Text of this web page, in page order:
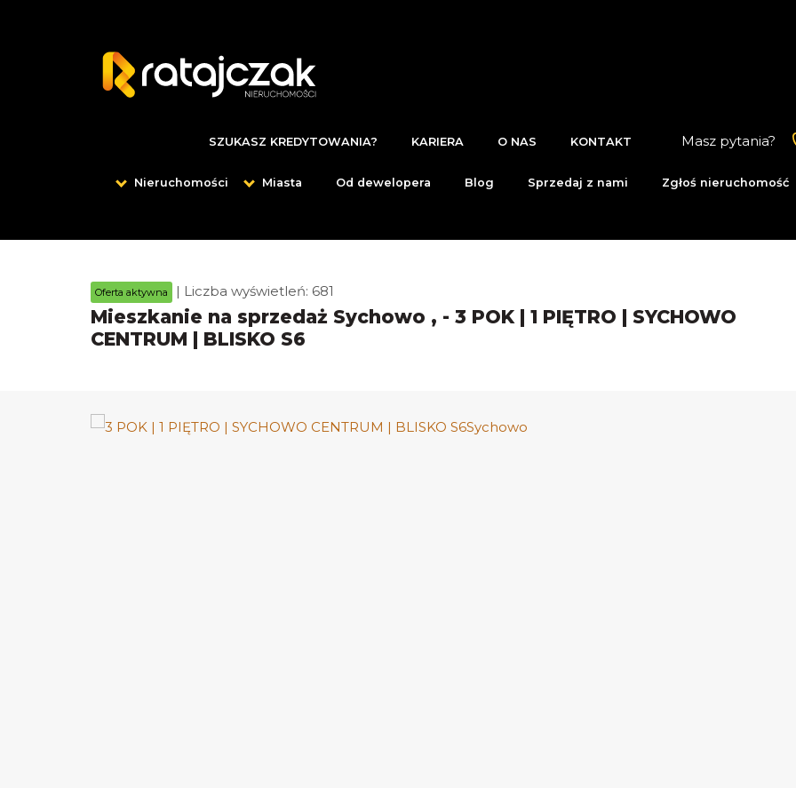
Masz pytania?
SZUKASZ KREDYTOWANIA? KARIERA O NAS KONTAKT
Nieruchomości Miasta Od dewelopera Blog Sprzedaj z nami Zgłoś nieruchomość
Oferta aktywna | Liczba wyświetleń: 681
Mieszkanie na sprzedaż Sychowo , - 3 POK | 1 PIĘTRO | SYCHOWO
CENTRUM | BLISKO S6